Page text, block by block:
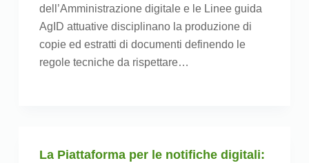
dell’Amministrazione digitale e le Linee guida
AgID attuative disciplinano la produzione di
copie ed estratti di documenti definendo le
regole tecniche da rispettare…
La Piattaforma per le notifiche digitali: